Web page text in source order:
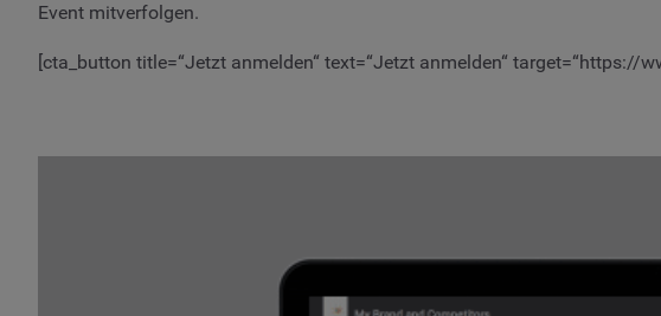
Event mitverfolgen.
[cta_button title=“Jetzt anmelden“ text=“Jetzt anmelden“